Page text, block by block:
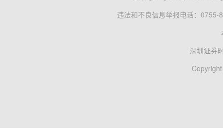
违法和不良信息举报电话：0755-
深圳证券